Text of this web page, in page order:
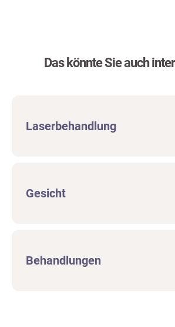
Das könnte Sie auch
Laserbehandlung
Gesicht
Behandlungen